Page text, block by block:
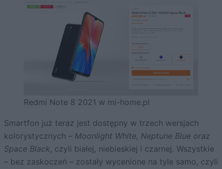
Redmi Note 8 2021 w mi-home.pl
Smartfon już teraz jest dostępny w trzech wersjach
kolorystycznych – Moonlight White, Neptune Blue oraz
Space Black, czyli białej, niebieskiej i czarnej. Wszystkie
– bez zaskoczeń – zostały wycenione na tyle samo, czyli